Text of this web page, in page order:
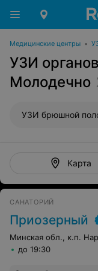
Медицинские центры •
УЗИ
Молодечно
УЗИ брюшной
Карта
САНАТОРИЙ
Приозерный
Минская обл., к.п.
до 19:30